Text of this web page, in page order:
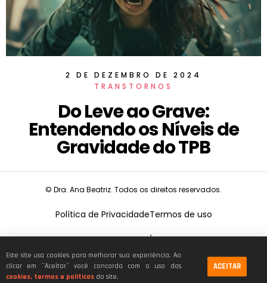
2 DE DEZEMBRO DE 2024
TRANSTORNOS
Do Leve ao Grave:
Entendendo os Níveis de
Gravidade do TPB
© Dra. Ana Beatriz. Todos os direitos reservados.
Política de PrivacidadeTermos de uso
CNPJ:19.675.026/0001-68
Este site usa cookies para melhorar sua experiência. Ao
clicar em ¨Aceitar¨ você concorda com o uso dos
cookies, termos e políticas do site.
ACEITAR